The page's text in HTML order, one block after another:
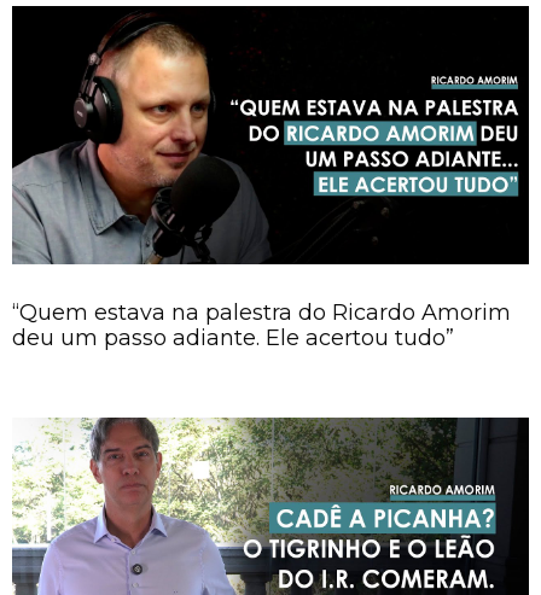
“Quem estava na palestra do Ricardo Amorim
deu um passo adiante. Ele acertou tudo”